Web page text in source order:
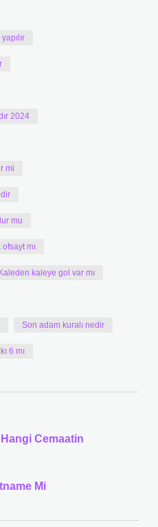
2024
mi
mu
mı
Kaleden kaleye gol var mı
Son adam kuralı nedir
6 mı
Cemaatin
Mi